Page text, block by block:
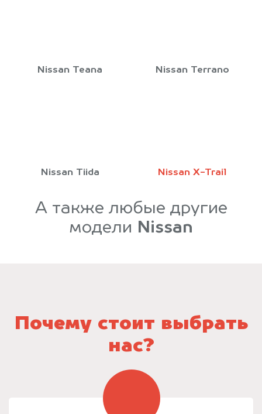
Nissan Teana Nissan Terrano
Nissan Tiida Nissan X-Trail
А также любые другие
модели Nissan
Почему стоит выбрать
нас?